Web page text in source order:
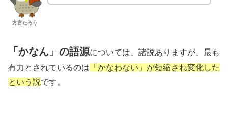
方言たろう
「かなん」の語源については、諸説ありますが、最も
有力とされているのは 「かなわない」が短縮され変化した
という説です。